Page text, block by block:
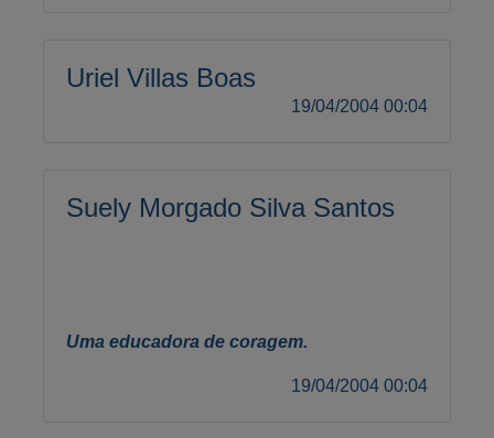
Uriel Villas Boas
19/04/2004 00:04
Suely Morgado Silva Santos
Uma educadora de coragem.
19/04/2004 00:04